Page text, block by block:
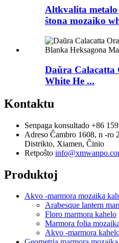
Altkvalita
ŝtona mozaiko
Daŭra Calacatta
White He ...
Kontaktu
Senpaga konsultado +86
Adreso Ĉambro 1608, n -ro
Distrikto, Xiamen, Ĉinio
Retpoŝto
Produktoj
Akvo -marmora mozaika
Arabesque lantern
Floro marmora kahelo
Marmora folia
Akvo -marmora